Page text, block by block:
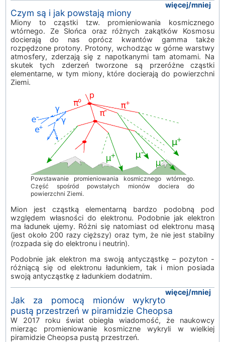
więcej/mniej
Czym są i jak powstają miony
Miony to cząstki tzw. promieniowania kosmicznego
wtórnego. Ze Słońca oraz różnych zakątków Kosmosu
docierają do nas oprócz kwantów gamma także
rozpędzone protony. Protony, wchodząc w górne warstwy
atmosfery, zderzają się z napotkanymi tam atomami. Na
skutek tych zderzeń tworzone są przeróżne cząstki
elementarne, w tym miony, które docierają do powierzchni
Ziemi.
Powstawanie promieniowania kosmicznego wtórnego.
Część spośród powstałych mionów dociera do
powierzchni Ziemi.
Mion jest cząstką elementarną bardzo podobną pod
względem własności do elektronu. Podobnie jak elektron
ma ładunek ujemy. Różni się natomiast od elektronu masą
(jest około 200 razy cięższy) oraz tym, że nie jest stabilny
(rozpada się do elektronu i neutrin).
Podobnie jak elektron ma swoją antycząstkę – pozyton -
różniącą się od elektronu ładunkiem, tak i mion posiada
swoją antycząstkę z ładunkiem dodatnim.
więcej/mniej
Jak za pomocą mionów wykryto
pustą przestrzeń w piramidzie Cheopsa
W 2017 roku świat obiegła wiadomość, że naukowcy
mierząc promieniowanie kosmiczne wykryli w wielkiej
piramidzie Cheopsa pustą przestrzeń.